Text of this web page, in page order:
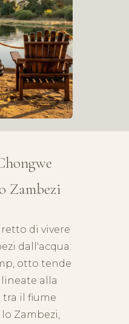
Zambezi
di vivere
dall'acqua:
otto tende
alla
tra il fiume
Zambezi,